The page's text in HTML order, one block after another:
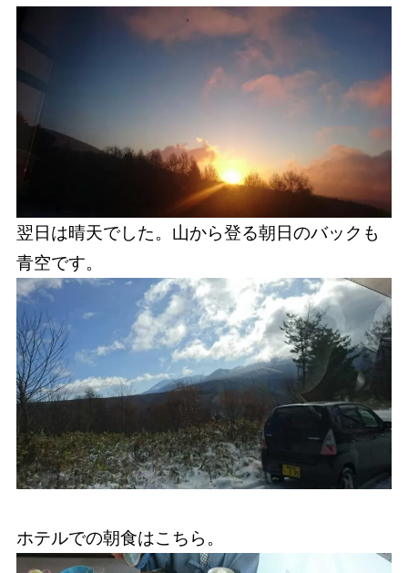
翌日は晴天でした。山から登る朝日のバックも
青空です。
ホテルでの朝食はこちら。